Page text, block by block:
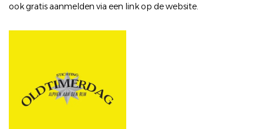
ook gratis aanmelden via een link op de website.